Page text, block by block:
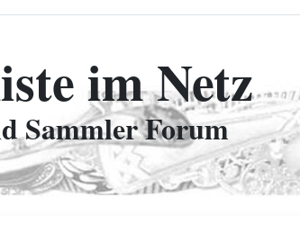
im Netz
Sammler Forum